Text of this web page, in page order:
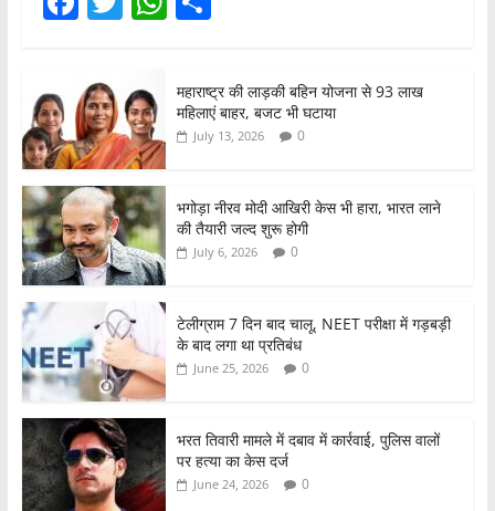
c
e
b
o
o
k
er s
A
p
ar
e
महाराष्ट्र की लाड़की बहिन योजना से 93 लाख
महिलाएं बाहर, बजट भी घटाया
July 13, 2026 0
भगोड़ा नीरव मोदी आखिरी केस भी हारा, भारत लाने
की तैयारी जल्द शुरू होगी
July 6, 2026 0
टेलीग्राम 7 दिन बाद चालू, NEET परीक्षा में गड़बड़ी
के बाद लगा था प्रतिबंध
June 25, 2026 0
भरत तिवारी मामले में दबाव में कार्रवाई, पुलिस वालों
पर हत्या का केस दर्ज
June 24, 2026 0